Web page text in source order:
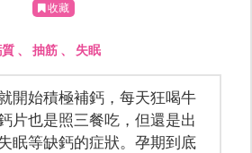
收藏
、抽筋 、 失眠
開始積極補鈣，每天狂喝牛
片也是照三餐吃，但還是出
眠等缺鈣的症狀。孕期到底